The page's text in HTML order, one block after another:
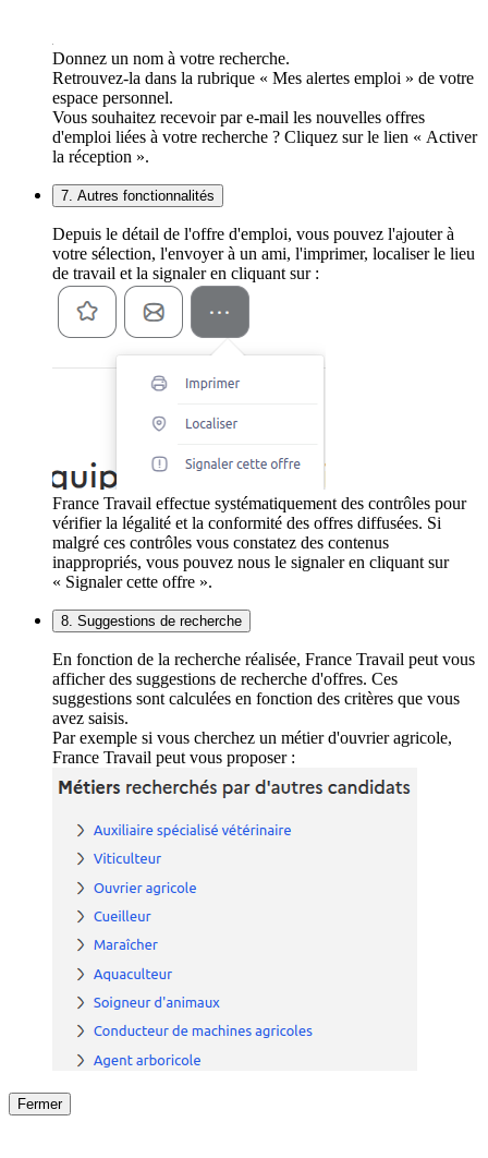
Donnez un nom à votre recherche.
Retrouvez-la dans la rubrique « Mes alertes emploi » de votre
espace personnel.
Vous souhaitez recevoir par e-mail les nouvelles offres
d'emploi liées à votre recherche ? Cliquez sur le lien « Activer
la réception ».
7. Autres fonctionnalités
Depuis le détail de l'offre d'emploi, vous pouvez l'ajouter à
votre sélection, l'envoyer à un ami, l'imprimer, localiser le lieu
de travail et la signaler en cliquant sur :
France Travail effectue systématiquement des contrôles pour
vérifier la légalité et la conformité des offres diffusées. Si
malgré ces contrôles vous constatez des contenus
inappropriés, vous pouvez nous le signaler en cliquant sur
« Signaler cette offre ».
8. Suggestions de recherche
En fonction de la recherche réalisée, France Travail peut vous
afficher des suggestions de recherche d'offres. Ces
suggestions sont calculées en fonction des critères que vous
avez saisis.
Par exemple si vous cherchez un métier d'ouvrier agricole,
France Travail peut vous proposer :
Fermer